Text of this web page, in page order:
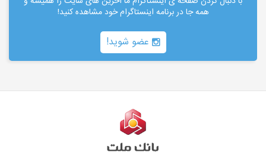
همه جا در برنامه اینستاگرام خود مشاهده کنید!
عضو شوید!